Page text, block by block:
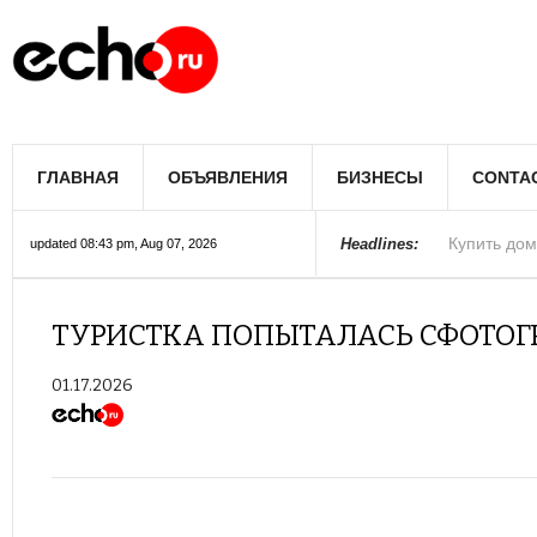
ГЛАВНАЯ ОБЪЯВЛЕНИЯ БИЗНЕСЫ
updated 08:43 pm, Aug 07, 2026 Headlines:
В Лос-
В Южном
Купить
Полиция
Цены на
Раскрыты
Джеймс
Сенат США
Королеву
При
ТУРИСТКА ПОПЫТАЛАСЬ
01.17.2026